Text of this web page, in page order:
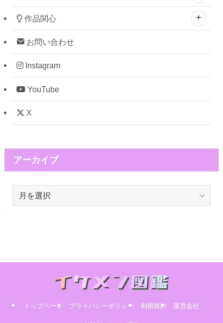
作品関心
お問い合わせ
Instagram
YouTube
X
アーカイブ
トップページ プライバシーポリシー 利用規約 運営会社